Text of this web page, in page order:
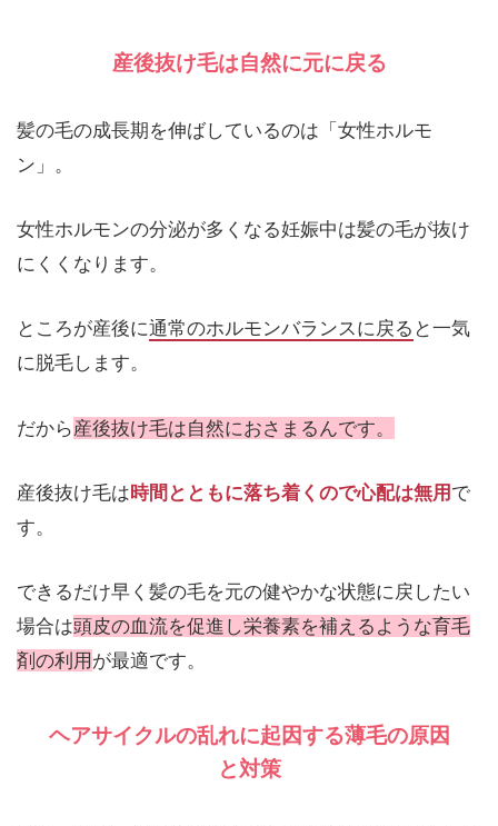
産後抜け毛は自然に元に戻る
髪の毛の成長期を伸ばしているのは「女性ホルモ
ン」。
女性ホルモンの分泌が多くなる妊娠中は髪の毛が抜け
にくくなります。
ところが産後に通常のホルモンバランスに戻る と一気
に脱毛します。
だから産後抜け毛は自然におさまるんです。
産後抜け毛は時間とともに落ち着くので心配は無用で
す。
できるだけ早く髪の毛を元の健やかな状態に戻したい
場合は頭皮の血流を促進し栄養素を補えるような育毛
剤の利用が最適です。
ヘアサイクルの乱れに起因する薄毛の原因
と対策